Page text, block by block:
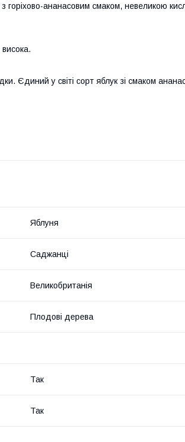
горіхово-ананасовим смаком, невеликою
Єдиний у світі сорт яблук зі смаком
Яблуня
Саджанці
Великобританія
Плодові дерева
Так
Так